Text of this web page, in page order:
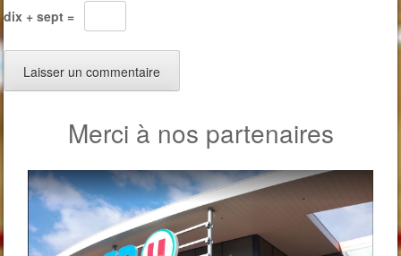
dix + sept =
Merci à nos partenaires